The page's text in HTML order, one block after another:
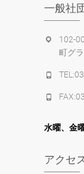
一般社
102-
町グ
水曜、金
アクセ